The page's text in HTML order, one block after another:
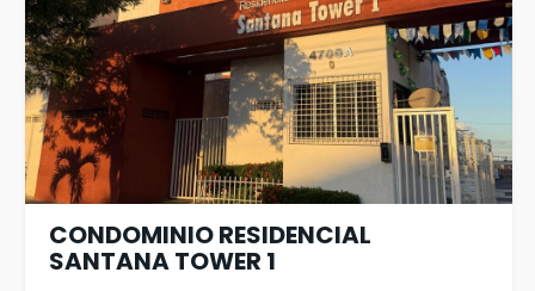
CONDOMINIO RESIDENCIAL
SANTANA TOWER 1